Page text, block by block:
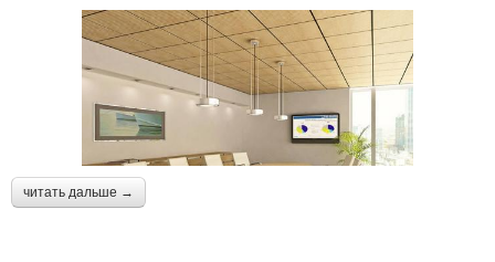
читать дальше →